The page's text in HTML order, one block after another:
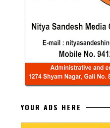
YOUR ADS HERE